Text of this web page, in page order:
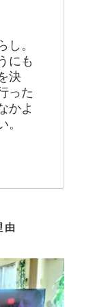
し。
にも
決
った
かよ
。
由